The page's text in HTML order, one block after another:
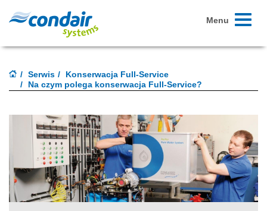
Toggle
Menu
Serwis
Konserwacja Full-Service
Na czym polega konserwacja Full-Service?